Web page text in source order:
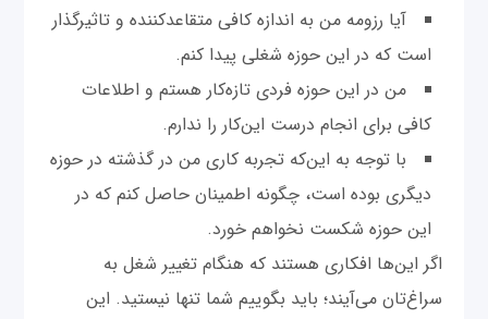
آیا رزومه من به اندازه کافی متقاعدکننده و تاثیرگذار
است که در این حوزه شغلی پیدا کنم.
من در این حوزه فردی تازه‌کار هستم و اطلاعات
کافی برای انجام درست این‌کار را ندارم.
با توجه به این‌که تجربه‌ کاری من در گذشته در حوزه
دیگری بوده است، چگونه اطمینان حاصل کنم که در
این حوزه شکست نخواهم خورد.
اگر این‌ها افکاری هستند که هنگام تغییر شغل به
سراغ‌تان می‌آیند؛ باید بگوییم شما تنها نیستید. این